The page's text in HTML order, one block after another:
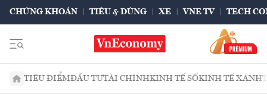
CHỨNG KHOÁN TIÊU & DÙNG XE VNE TV TECH
TIÊU ĐIỂMĐẦU TƯTÀI CHÍNHKINH TẾ SỐKINH TẾ XANH